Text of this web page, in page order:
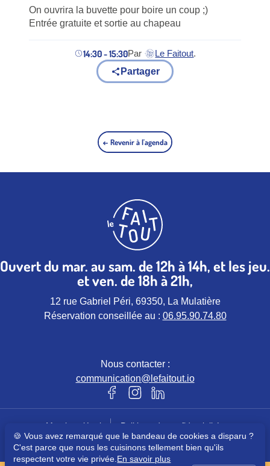
On ouvrira la buvette pour boire un coup ;)
Entrée gratuite et sortie au chapeau
14:30 - 15:30Par Le Faitout
(nouvel onglet)
.
Partager
← Revenir à l'agenda
Ouvert du mar. au sam. de 12h à 14h, et les jeu.
et ven. de 18h à 21h,
12 rue Gabriel Péri, 69350, La Mulatière
Réservation conseillée au : 06.95.90.74.80
Nous contacter :
communication@lefaitout.io
Notre page Facebook (nouvel
Notre page instagram (nouvel
Notre page Linkedin
Mentions légales
Politique de confidentialités
© Le Faitout – Tous droits réservés
🍪 Vous avez remarqué que le bandeau de cookies a disparu ?
C'est parce que nous les cuisinons tellement bien qu'ils
respectent votre vie privée. En savoir plus